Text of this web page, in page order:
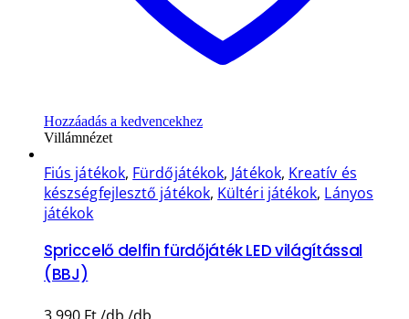
Hozzáadás a kedvencekhez
Villámnézet
Fiús játékok, Fürdőjátékok, Játékok, Kreatív és
készségfejlesztő játékok, Kültéri játékok, Lányos
játékok
Spriccelő delfin fürdőjáték LED világítással
(BBJ)